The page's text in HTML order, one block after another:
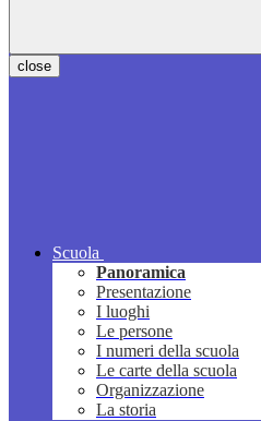
close
Scuola
Panoramica
Presentazione
I luoghi
Le persone
I numeri della scuola
Le carte della scuola
Organizzazione
La storia